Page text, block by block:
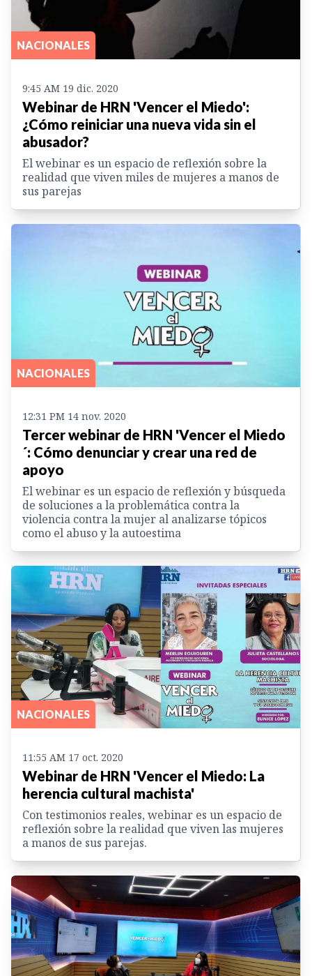
NACIONALES
9:45 AM 19 dic. 2020
Webinar de HRN 'Vencer el Miedo':
¿Cómo reiniciar una nueva vida sin el
abusador?
El webinar es un espacio de reflexión sobre la
realidad que viven miles de mujeres a manos de
sus parejas
NACIONALES
12:31 PM 14 nov. 2020
Tercer webinar de HRN 'Vencer el Miedo
´: Cómo denunciar y crear una red de
apoyo
El webinar es un espacio de reflexión y búsqueda
de soluciones a la problemática contra la
violencia contra la mujer al analizarse tópicos
como el abuso y la autoestima
NACIONALES
11:55 AM 17 oct. 2020
Webinar de HRN 'Vencer el Miedo: La
herencia cultural machista'
Con testimonios reales, webinar es un espacio de
reflexión sobre la realidad que viven las mujeres
a manos de sus parejas.